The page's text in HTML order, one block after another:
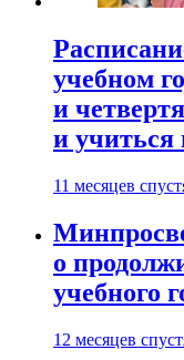
учебном
и
и
11 месяцев
о
учебного
12 месяцев